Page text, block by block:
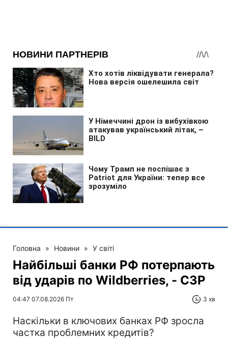
Головна » Новини » У світі
Найбільші банки РФ потерпають
від ударів по Wildberries, - СЗР
04:47 07.08.2026 Пт 3 хв
Наскільки в ключових банках РФ зросла
частка проблемних кредитів?